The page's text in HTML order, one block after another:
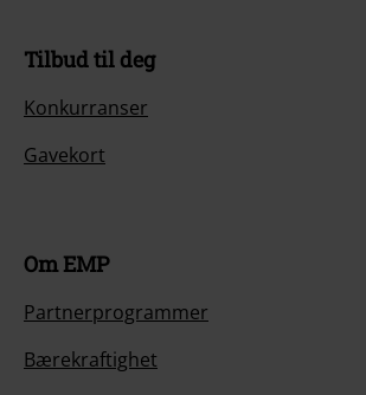
Tilbud til deg
Konkurranser
Gavekort
Om EMP
Partnerprogrammer
Bærekraftighet